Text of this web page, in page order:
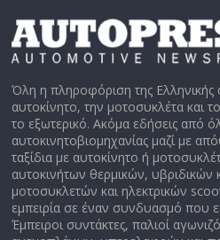
Όλη η πληροφόριση της
αυτοκίνητο, την μοτοσυκλέτα και
το εξωτερικό. Ακόμα εδήσεις από
αυτοκινητοβιομηχανίας μαζί με
ταξίδια με αυτοκίνητο ή
αυτοκινήτων θερμικών, υβριδικών
μοτοσυκλετών και ηλεκτρικών
εμπειρία σε έναν συνδυασμό που
Έμπειροι συντάκτες, παλιοί